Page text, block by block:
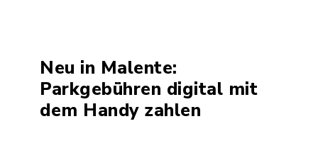
Neu in Malente:
Parkgebühren digital mit
dem Handy zahlen